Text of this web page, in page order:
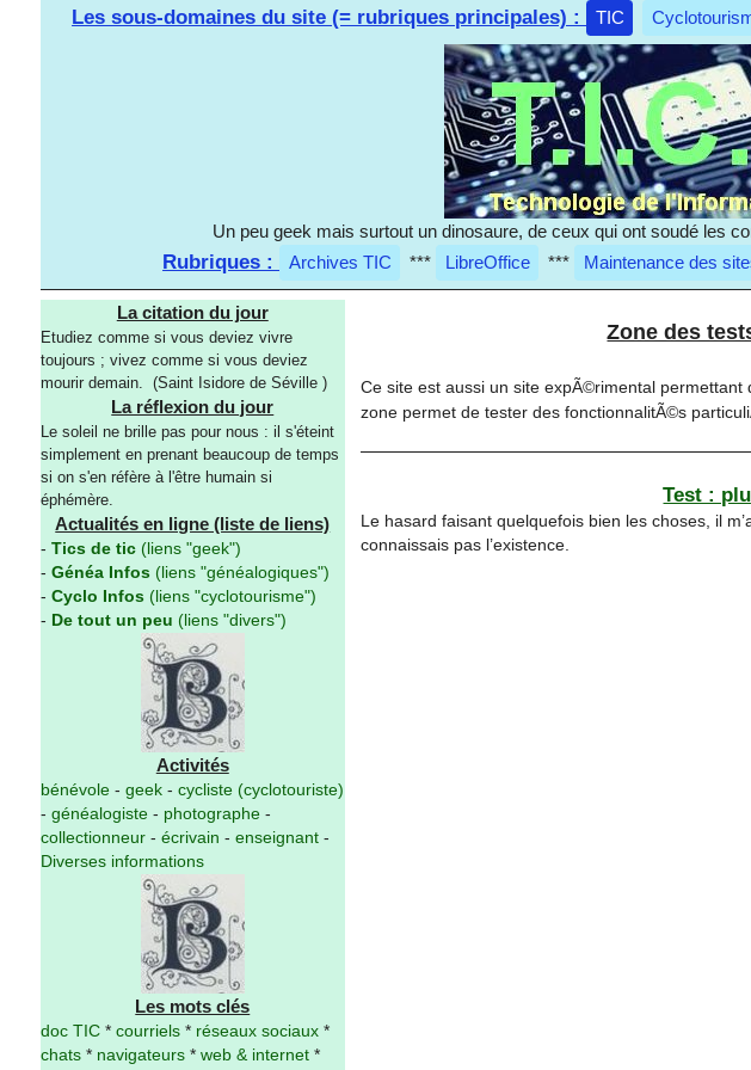
Les sous-domaines du site (= rubriques principales) : TIC
Un peu geek mais surtout un dinosaure, de ceux qui ont soudé les
Rubriques : Archives TIC *** LibreOffice *** Maintenance des
La citation du jour
Etudiez comme si vous deviez vivre
toujours ; vivez comme si vous deviez
mourir demain. (Saint Isidore de Séville )
La réflexion du jour
Le soleil ne brille pas pour nous : il s'éteint
simplement en prenant beaucoup de temps
si on s'en réfère à l'être humain si
éphémère.
Actualités en ligne (liste de liens)
- Tics de tic(liens "geek")
- Généa Infos(liens "généalogiques")
- Cyclo Infos(liens "cyclotourisme")
- De tout un peu (liens "divers")
Activités
bénévole- geek- cycliste (cyclotouriste)
- généalogiste- photographe-
collectionneur- écrivain - enseignant-
Diverses informations
Les mots clés
doc TIC* courriels* réseaux sociaux*
chats* navigateurs* web & internet*
Zone des
Ce site est aussi un site expÃ©rimental permettant
zone permet de tester des fonctionnalitÃ©s
Test :
Le hasard faisant quelquefois bien les choses, il
connaissais pas l’existence.